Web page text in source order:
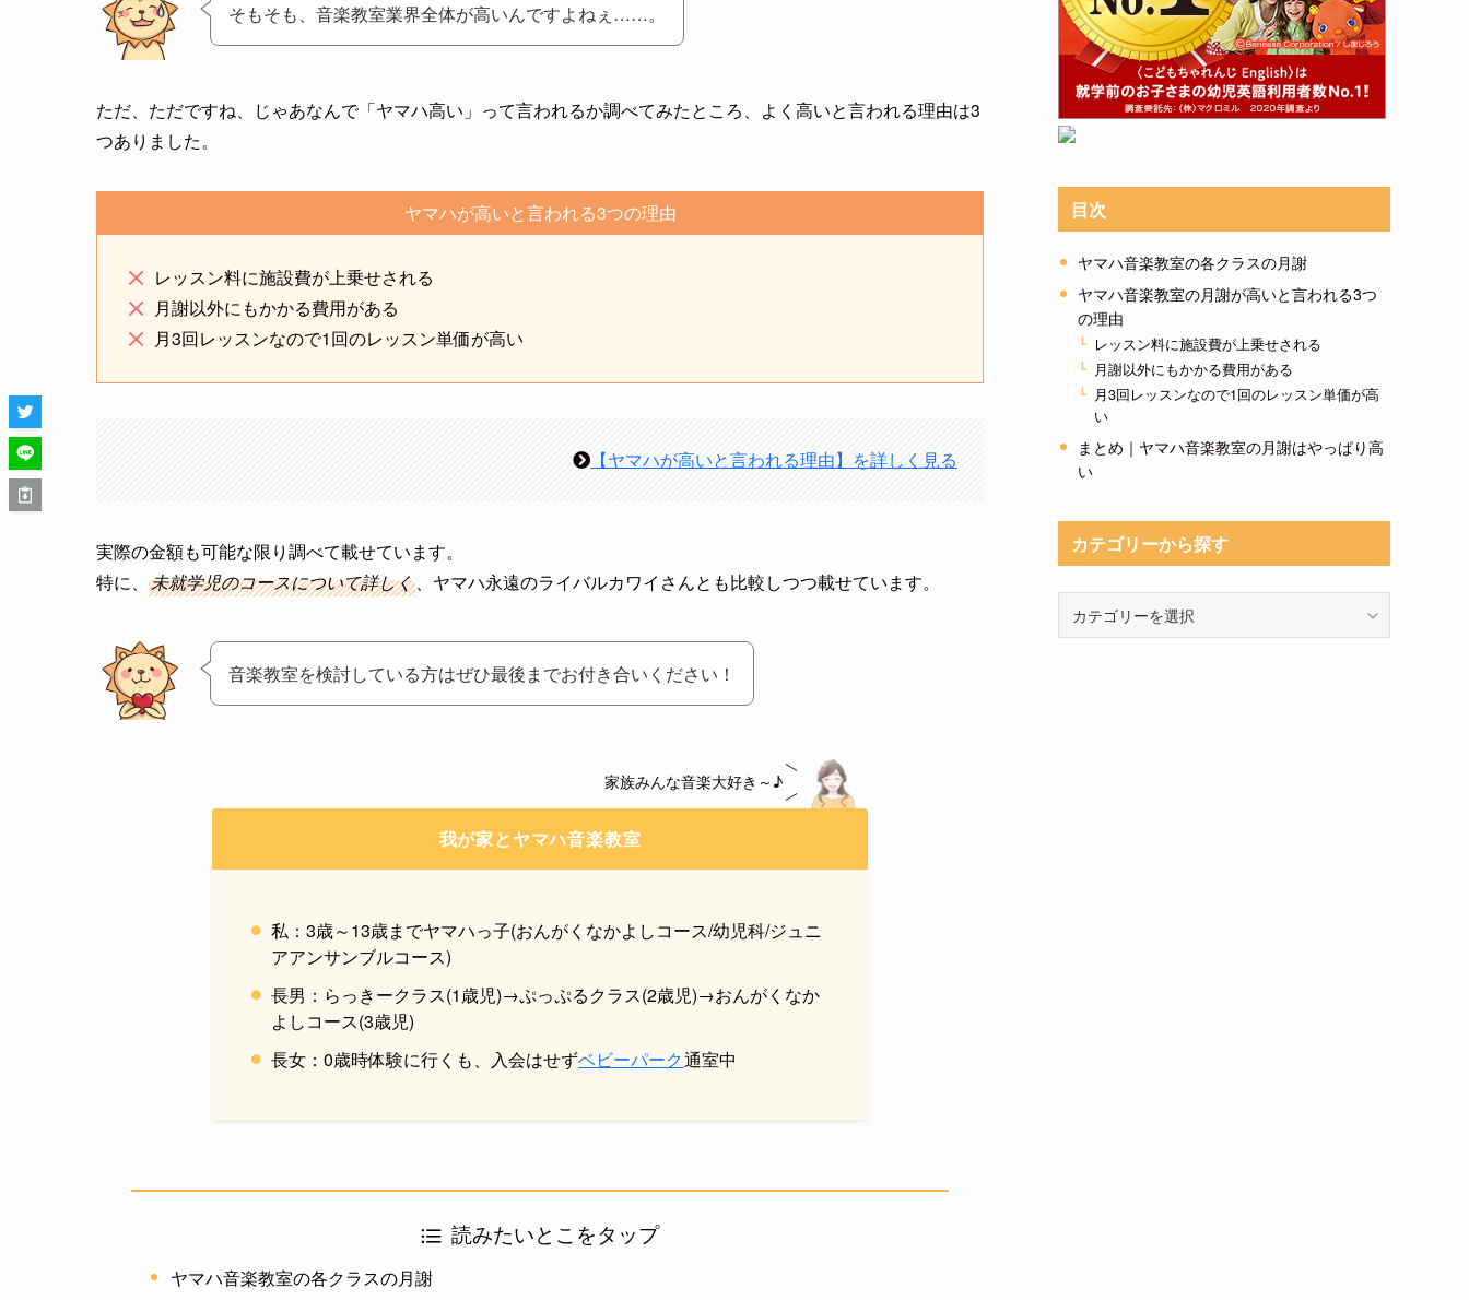
そもそも、音楽教室業界全体が高いんですよねぇ……。
ただ、ただですね、じゃあなんで「ヤマハ高い」って言われるか調べてみたところ、よく高いと言われる理由は3
つありました。
ヤマハが高いと言われる3つの理由
レッスン料に施設費が上乗せされる
月謝以外にもかかる費用がある
月3回レッスンなので1回のレッスン単価が高い
【ヤマハが高いと言われる理由】を詳しく見る
実際の金額も可能な限り調べて載せています。
特に、 未就学児のコースについて詳しく、ヤマハ永遠のライバルカワイさんとも比較しつつ載せています。
音楽教室を検討している方はぜひ最後までお付き合いください！
家族みんな音楽大好き～♪
我が家とヤマハ音楽教室
私：3歳～13歳までヤマハっ子(おんがくなかよしコース/幼児科/ジュニ
アアンサンブルコース)
長男：らっきークラス(1歳児)→ぷっぷるクラス(2歳児)→おんがくなか
よしコース(3歳児)
長女：0歳時体験に行くも、入会はせずベビーパーク通室中
読みたいとこをタップ
ヤマハ音楽教室の各クラスの月謝
目次
ヤマハ音楽教室の各クラスの月謝
ヤマハ音楽教室の月謝が高いと言われる3つ
の理由
レッスン料に施設費が上乗せされる
月謝以外にもかかる費用がある
月3回レッスンなので1回のレッスン単価が高
い
まとめ｜ヤマハ音楽教室の月謝はやっぱり高
い
カテゴリーから探す